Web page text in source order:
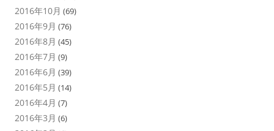
2016年10月 (69)
2016年9月 (76)
2016年8月 (45)
2016年7月 (9)
2016年6月 (39)
2016年5月 (14)
2016年4月 (7)
2016年3月 (6)